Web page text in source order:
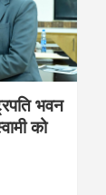
भवन
को